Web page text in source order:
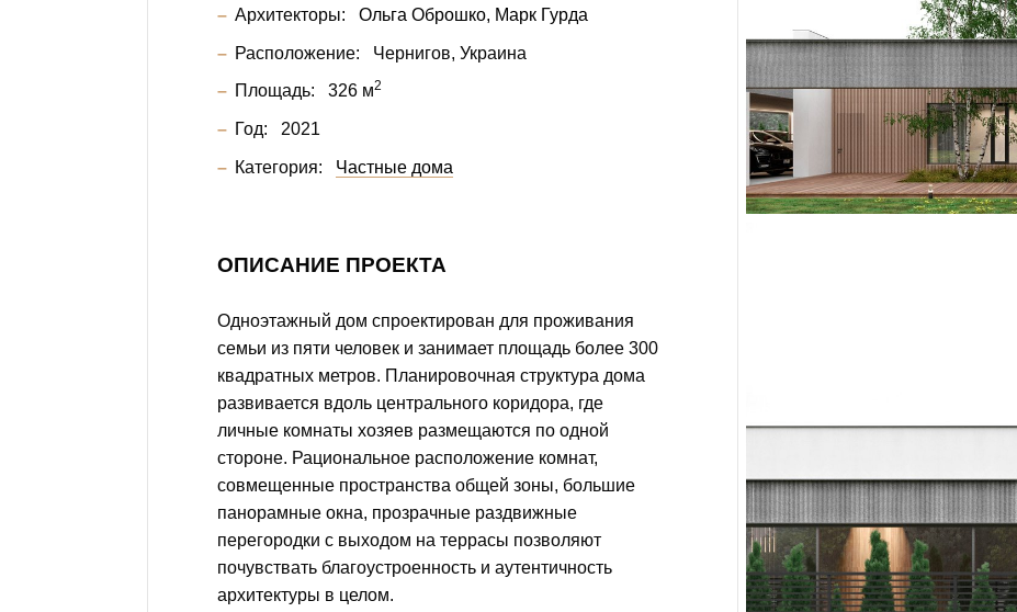
Архитекторы: Ольга Оброшко Марк Гурда
Расположение: Чернигов, Украина
Площадь: 326 м2
Год: 2021
Категория: Частные дома
ОПИСАНИЕ ПРОЕКТА
Одноэтажный дом спроектирован для проживания
семьи из пяти человек и занимает площадь более 300
квадратных метров. Планировочная структура дома
развивается вдоль центрального коридора, где
личные комнаты хозяев размещаются по одной
стороне. Рациональное расположение комнат,
совмещенные пространства общей зоны, большие
панорамные окна, прозрачные раздвижные
перегородки с выходом на террасы позволяют
почувствать благоустроенность и аутентичность
архитектуры в целом.